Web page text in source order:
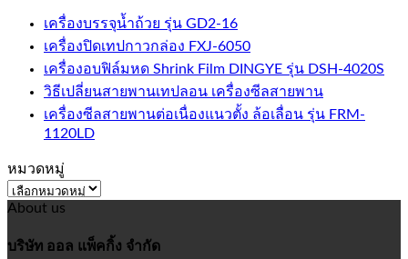
เครื่องบรรจุน้ำถ้วย รุ่น GD2-16
เครื่องปิดเทปกาวกล่อง FXJ-6050
เครื่องอบฟิล์มหด Shrink Film DINGYE รุ่น DSH-4020S
วิธีเปลี่ยนสายพานเทปลอน เครื่องซีลสายพาน
เครื่องซีลสายพานต่อเนื่องแนวตั้ง ล้อเลื่อน รุ่น FRM-
1120LD
หมวดหมู่
หมวด
หมู่
About us
บริษัท ออล แพ็คกิ้ง จำกัด